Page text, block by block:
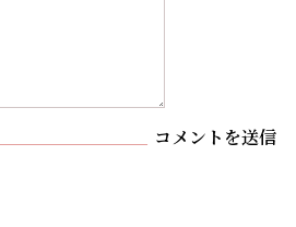
コメントを送信